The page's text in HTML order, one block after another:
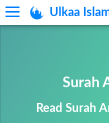
Ulkaa
Surah
Read Surah